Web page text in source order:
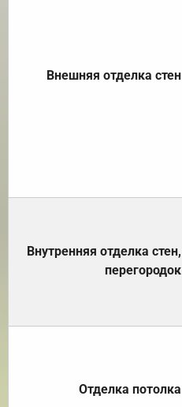
Внешняя отделка стен
Внутренняя отделка стен,
перегородок
Отделка потолка